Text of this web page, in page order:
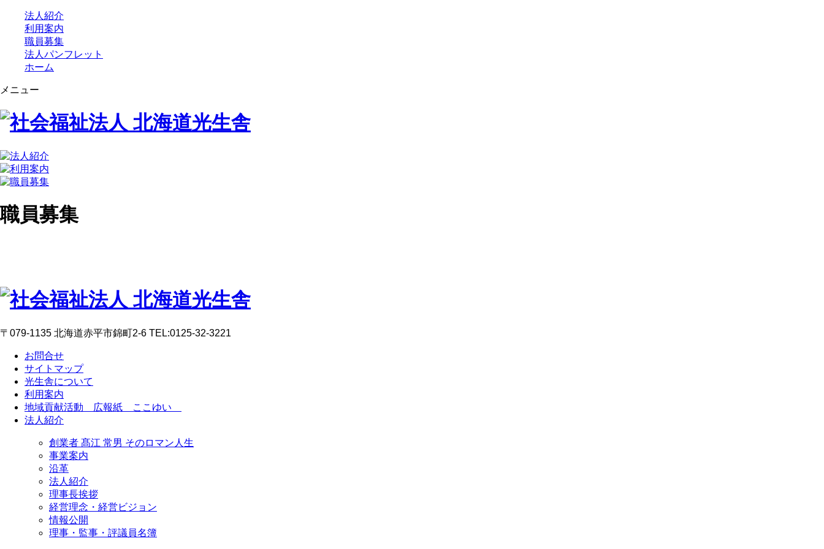
法人紹介
利用案内
職員募集
法人パンフレット
ホーム
メニュー
職員募集
〒079-1135 北海道赤平市錦町2-6 TEL:0125-32-3221
お問合せ
サイトマップ
光生舎について
利用案内
地域貢献活動 広報紙 ここゆい
法人紹介
創業者 髙江 常男 そのロマン人生
事業案内
沿革
法人紹介
理事長挨拶
経営理念・経営ビジョン
情報公開
理事・監事・評議員名簿